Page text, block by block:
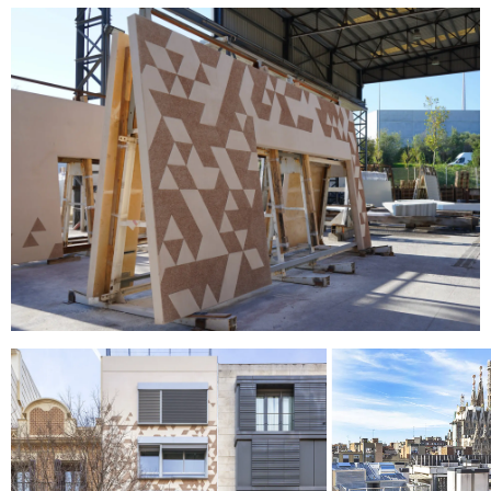
ENVOYER
J'AI LU ET J'ACCEPTELA POLITIQUE
DE CONFIDENTIALITÉ .
WE ARE MOLINS GO TO CORPORATE SITE
CERTIFICATS